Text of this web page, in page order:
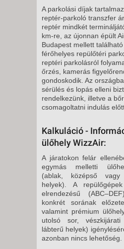
A parkolási díjak
reptér-parkoló transzfer
reptér mindkét
km-re, az újonnan épült
Budapest mellett
férőhelyes repülőtéri
reptéri parkolásról
őrzés, kamerás
gondoskodik. Az
sérülés és lopás elleni
rendelkezünk, illetve a
csomagoltatni indulás
Kalkuláció -
ülőhely WizzAir:
A járatokon felár
egymás melletti
(ablak, középső
helyek). A
elrendezésű
konkrét sorának
valamint prémium
utolsó sor,
lábterű helyek)
azonban nincs lehetőség.